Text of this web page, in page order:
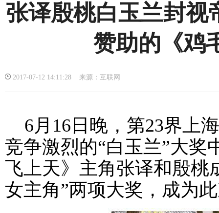
张译殷桃白玉兰封
赞助的《鸡
2017-07-12 14:11:28 来源：互联网
6月16日晚，第23界上
竞争激烈的“白玉兰”大奖
飞上天》主角张译和殷桃
女主角”两项大奖，成为